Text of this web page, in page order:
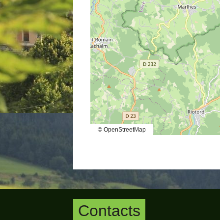
© OpenStreetMap
Contacts